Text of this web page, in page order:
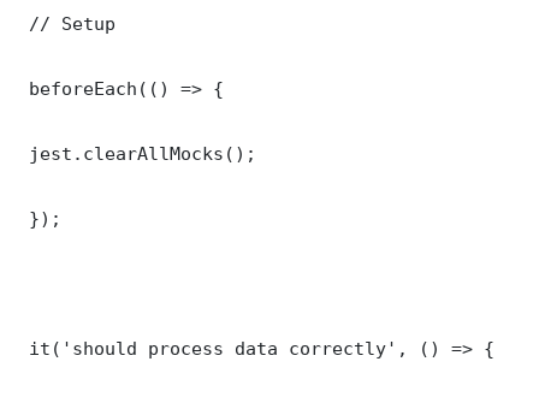
// Setup
beforeEach(() => {
jest.clearAllMocks();
});
it('should process data correctly', () => {